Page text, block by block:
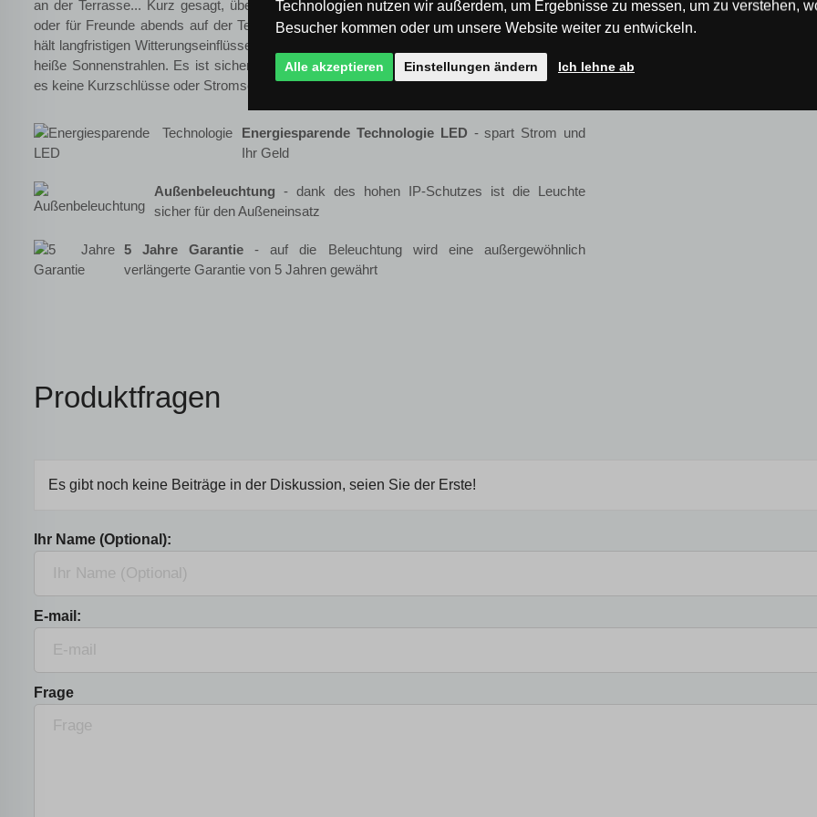
an der Terrasse... Kurz gesagt, überall dort, wo man auch nachts die Straße sehen muss
oder für Freunde abends auf der Terrasse sitzt und wo der elektrische Strom hinreicht. Es
hält langfristigen Witterungseinflüssen stand, seien es Regen und Schnee oder im Gegenteil
heiße Sonnenstrahlen. Es ist sicher in der Anwendung, bei sachgemäßer Handhabung gibt
es keine Kurzschlüsse oder Stromschläge.
Energiesparende Technologie LED - spart Strom und
Ihr Geld
Außenbeleuchtung - dank des hohen IP-Schutzes ist die Leuchte
sicher für den Außeneinsatz
5 Jahre Garantie- auf die Beleuchtung wird eine außergewöhnlich
verlängerte Garantie von 5 Jahren gewährt
Produktfragen
Es gibt noch keine Beiträge in der Diskussion, seien Sie der Erste!
Ihr Name (Optional):
E-mail:
Frage
Technologien nutzen wir außerdem, um Ergebnisse zu messen, um zu verstehen,
Besucher kommen oder um unsere Website weiter zu entwickeln.
Alle akzeptieren Einstellungen ändern Ich lehne ab